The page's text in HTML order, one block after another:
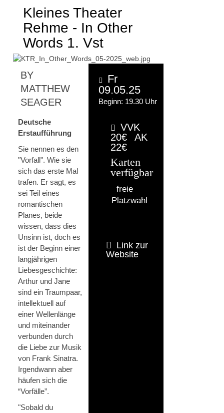
Kleines Theater
Rehme - In Other
Words 1. Vst
BY
MATTHEW
SEAGER
Deutsche
Erstaufführung
Sie nennen es den
"Vorfall". Wie sie
sich das erste Mal
trafen. Er sagt, es
sei Teil eines
romantischen
Planes, beide
wissen, dass dies
Unsinn ist, doch es
ist der Beginn einer
langjährigen
Liebesgeschichte:
Arthur und Jane
sind ein Traumpaar,
intellektuell auf
einer Wellenlänge
und miteinander
verbunden durch
die Liebe zur Musik
von Frank Sinatra.
Irgendwann aber
häufen sich die
“Vorfälle”.
"Sobald du
Fr
09.05.25
Beginn: 19.30 Uhr
VVK
20€
AK
22€
Karten
verfügbar
freie
Platzwahl
Link zur
Website